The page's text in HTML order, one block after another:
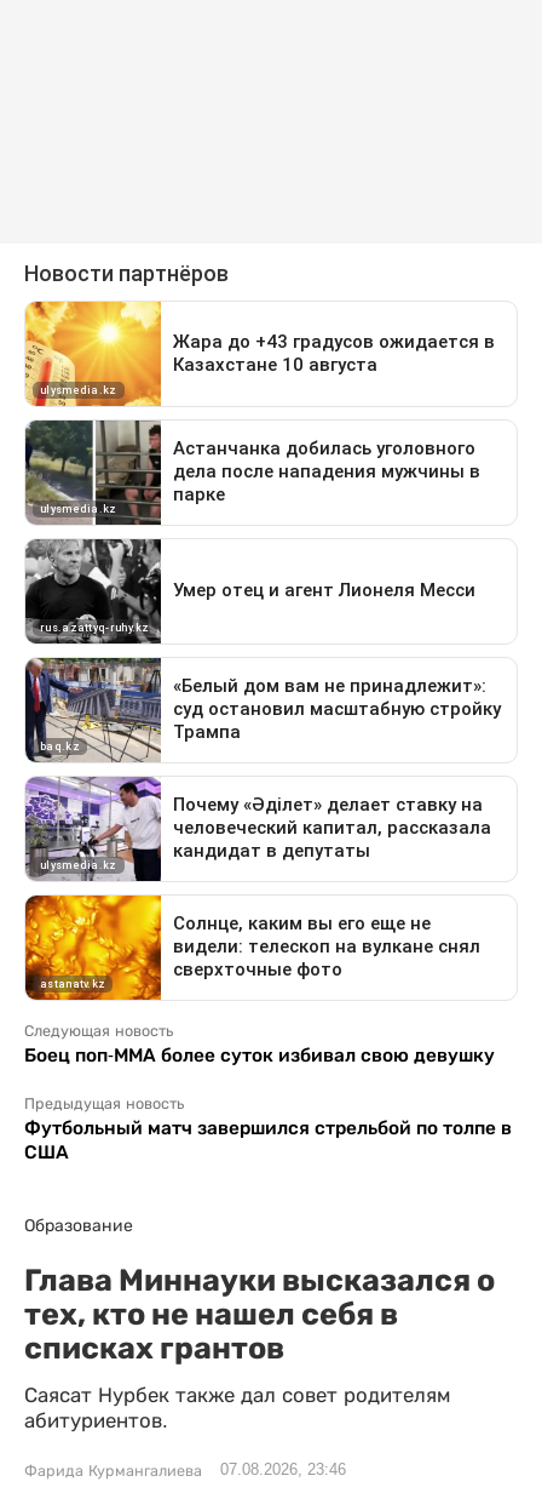
Следующая новость
Боец поп-ММА более суток избивал свою девушку
Предыдущая новость
Футбольный матч завершился стрельбой по толпе в
США
Образование
Глава Миннауки высказался о
тех, кто не нашел себя в
списках грантов
Саясат Нурбек также дал совет родителям
абитуриентов.
Фарида Курмангалиева 07.08.2026, 23:46